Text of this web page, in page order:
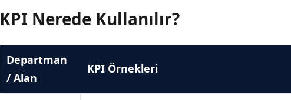
KPI Nerede Kullanılır?
Departman
/ Alan
KPI Örnekleri